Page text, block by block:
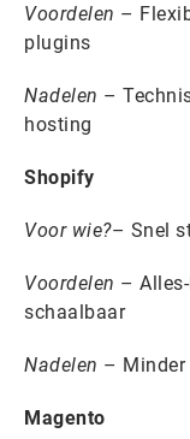
Voordelen –
plugins
Nadelen –
hosting
Shopify
Voor wie?– Snel
Voordelen –
schaalbaar
Nadelen – Minder
Magento